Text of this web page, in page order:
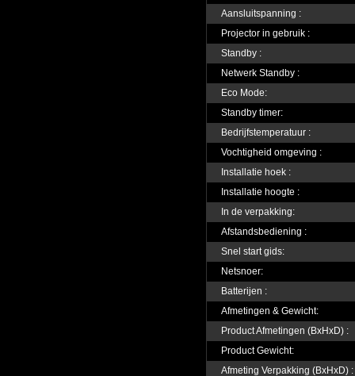
Aansluitspanning :
Projector in gebruik :
Standby :
Netwerk Standby :
Eco Mode:
Standby timer:
Bedrijfstemperatuur :
Vochtigheid omgeving :
Installatie hoek :
Installatie hoogte :
In de verpakking:
Afstandsbediening :
Snel start gids:
Netsnoer:
Batterijen :
Afmetingen & Gewicht:
Product Afmetingen (BxHxD) :
Product Gewicht:
Afmeting Verpakking (BxHxD) :